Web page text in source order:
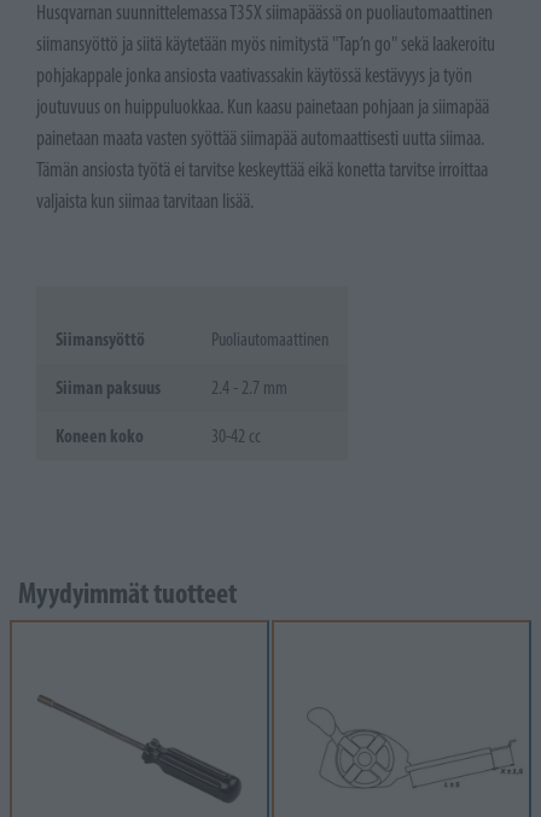
Husqvarnan suunnittelemassa T35X siimapäässä on puoliautomaattinen
siimansyöttö ja siitä käytetään myös nimitystä "Tap’n go" sekä laakeroitu
pohjakappale jonka ansiosta vaativassakin käytössä kestävyys ja työn
joutuvuus on huippuluokkaa. Kun kaasu painetaan pohjaan ja siimapää
painetaan maata vasten syöttää siimapää automaattisesti uutta siimaa.
Tämän ansiosta työtä ei tarvitse keskeyttää eikä konetta tarvitse irroittaa
valjaista kun siimaa tarvitaan lisää.
Siimansyöttö Puoliautomaattinen
Siiman paksuus 2.4 - 2.7 mm
Koneen koko 30-42 cc
Myydyimmät tuotteet